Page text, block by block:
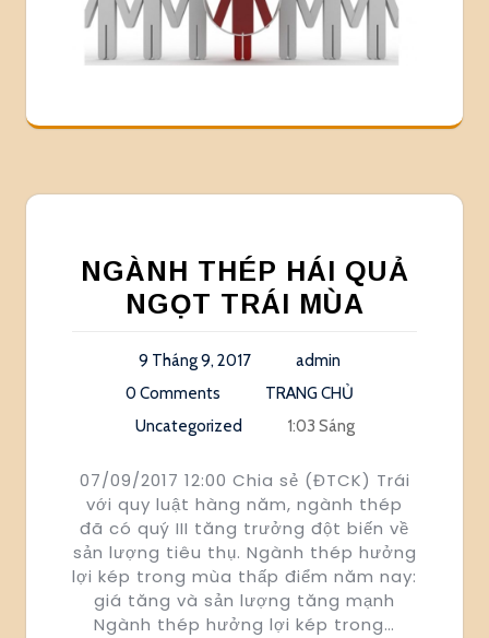
NGÀNH THÉP HÁI QUẢ
NGỌT TRÁI MÙA
9 Tháng 9, 2017
admin
0 Comments
TRANG CHỦ
Uncategorized
1:03 Sáng
07/09/2017 12:00 Chia sẻ (ĐTCK) Trái
với quy luật hàng năm, ngành thép
đã có quý III tăng trưởng đột biến về
sản lượng tiêu thụ. Ngành thép hưởng
lợi kép trong mùa thấp điểm năm nay:
giá tăng và sản lượng tăng mạnh
Ngành thép hưởng lợi kép trong…